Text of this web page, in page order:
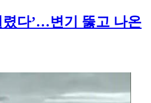
렸다’…변기 뚫고 나온